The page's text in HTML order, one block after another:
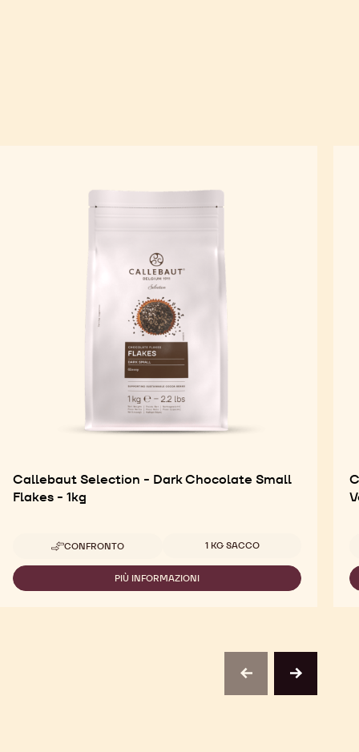
Callebaut Selection - Dark Chocolate Small
Flakes - 1kg
CONFRONTO
-
CALLEBAUT
SELECTION
-
Dimensioni disponibili
1 KG SACCO
PIÙ INFORMAZIONI
-
previousnext